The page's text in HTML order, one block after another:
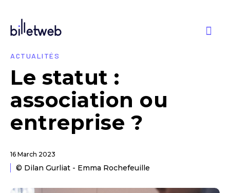
ACTUALITÉS
Le statut :
association ou
entreprise ?
16 March 2023
© Dilan Gurliat - Emma Rochefeuille